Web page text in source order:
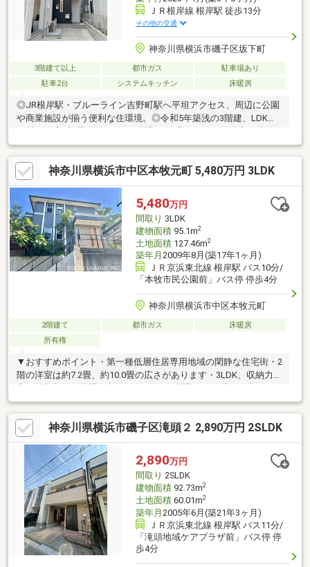
ＪＲ根岸線 根岸駅 徒歩13分
その他の交通
神奈川県横浜市磯子区坂下町
3階建て以上 都市ガス
駐車場あり
駐車2台
システムキッチン 床暖房
◎JR根岸駅・ブルーライン吉野町駅へ平坦アクセス、周辺に公園
や商業施設が揃う便利な住環境。◎令和5年築浅の3階建、LDK約
11帖・洋室3部屋で使いやすい間取り。◎キッチン・浴室・洗面
など水回りが綺麗で、即入居可能の気持ちよさが魅力。◎駐車ス
ペース2台分（車種による）で、車中心の生活にも対応。◎坂下公
園徒歩2分、買物・通勤・子育てがスムーズに叶うロケーションで
す。◎エアコン3台設置済み、リビングに床暖房あり
神奈川県横浜市中区本牧元町 5,480万円 3LDK
5,480万円
間取り 3LDK
建物面積95.1m2
土地面積127.46m2
築年月 2009年8月(築17年1ヶ月)
ＪＲ京浜東北線 根岸駅 バス10分/
「本牧市民公園前」バス停 停歩4分
神奈川県横浜市中区本牧元町
2階建て 都市ガス
床暖房
所有権
▼おすすめポイント・第一種低層住居専用地域の閑静な住宅街・2
階の洋室は約7.2畳、約10.0畳の広さがあります・3LDK、収納力豊
㎡の広々としたウッドデッキがございます・前面道路はインター
ロッキング舗装・リビングダイニングの一部にガス式床暖房有・
エネファーム有▼建物リフォーム履歴有（2025年11月実施）・外
壁塗装工事・屋根重ね葺工事・太陽光発電パネル・蓄電池機器設
神奈川県横浜市磯子区滝頭２ 2,890万円 2SLDK
2,890万円
間取り 2SLDK
建物面積92.73m2
土地面積60.01m2
築年月 2005年6月(築21年3ヶ月)
ＪＲ京浜東北線 根岸駅 バス11分/
「滝頭地域ケアプラザ前」バス停 停
歩4分